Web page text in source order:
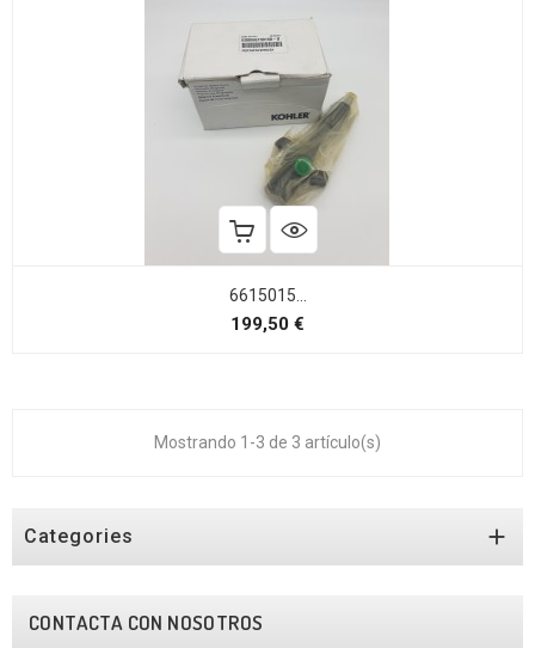
6615015...
199,50 €
Mostrando 1-3 de 3 artículo(s)
Categories 
CONTACTA CON NOSOTROS